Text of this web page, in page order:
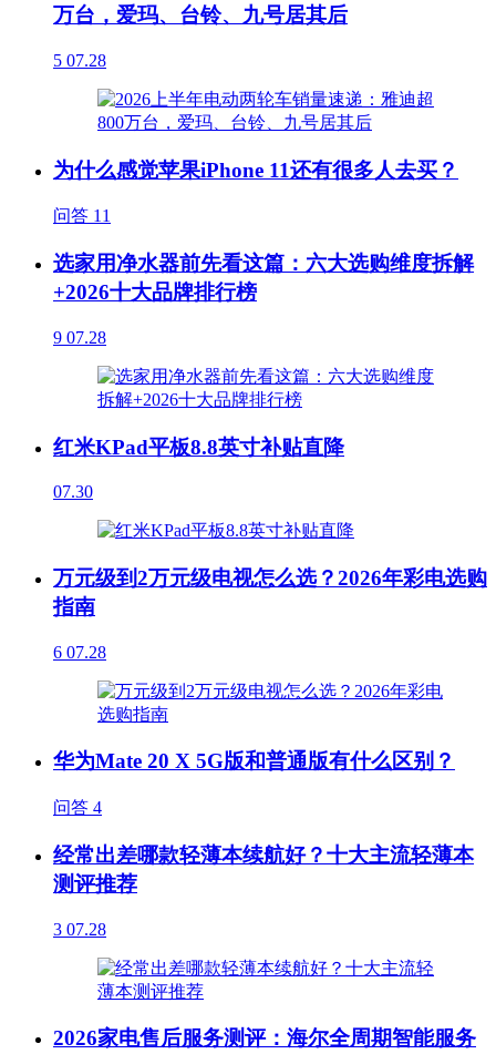
万台，爱玛、台铃、九号居其后
5 07.28
为什么感觉苹果iPhone 11还有很多人去买？
问答 11
选家用净水器前先看这篇：六大选购维度拆解
+2026十大品牌排行榜
9 07.28
红米KPad平板8.8英寸补贴直降
07.30
万元级到2万元级电视怎么选？2026年彩电选购
指南
6 07.28
华为Mate 20 X 5G版和普通版有什么区别？
问答 4
经常出差哪款轻薄本续航好？十大主流轻薄本
测评推荐
3 07.28
2026家电售后服务测评：海尔全周期智能服务